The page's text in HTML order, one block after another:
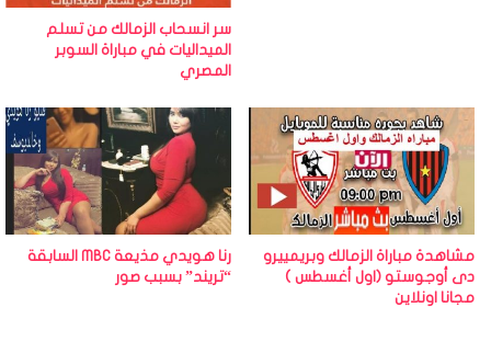
سر انسحاب الزمالك من تسلم
الميداليات في مباراة السوبر
المصري
مشاهدة مباراة الزمالك وبريمييرو
دى أوجوستو (اول أغسطس )
مجانا اونلاين
رنا هويدي مذيعة MBC السابقة
“تريند” بسبب صور